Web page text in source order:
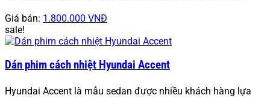
Giá bán: 1.800.000 VNĐ
sale!
Dán phim cách nhiệt Hyundai Accent
Hyundai Accent là mẫu sedan được nhiều khách hàng lựa